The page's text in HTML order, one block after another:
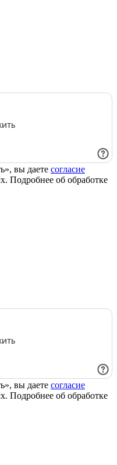
вы даете согласие
Подробнее об обработке
вы даете согласие
Подробнее об обработке